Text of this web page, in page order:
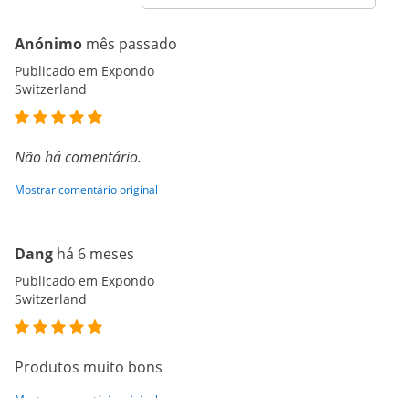
Anónimo mês passado
Publicado em Expondo
Switzerland
Não há comentário.
Mostrar comentário original
Dang há 6 meses
Publicado em Expondo
Switzerland
Produtos muito bons